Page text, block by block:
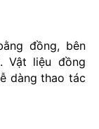
đồng, bên
Vật liệu đồng
dàng thao tác